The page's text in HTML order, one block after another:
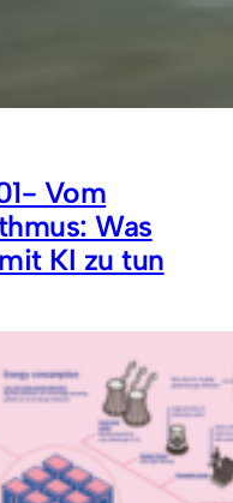
Vom
Was
KI zu tun